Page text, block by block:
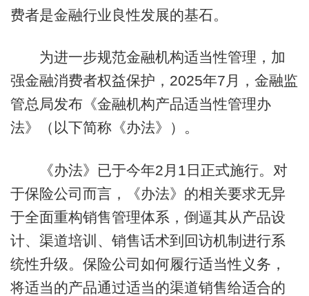
费者是金融行业良性发展的基石。
为进一步规范金融机构适当性管理，加
强金融消费者权益保护，2025年7月，金融监
管总局发布《金融机构产品适当性管理办
法》（以下简称《办法》）。
《办法》已于今年2月1日正式施行。对
于保险公司而言，《办法》的相关要求无异
于全面重构销售管理体系，倒逼其从产品设
计、渠道培训、销售话术到回访机制进行系
统性升级。保险公司如何履行适当性义务，
将适当的产品通过适当的渠道销售给适合的